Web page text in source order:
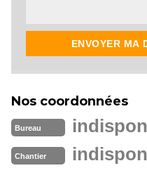
Nos coordonnées
Bureau
Chantier